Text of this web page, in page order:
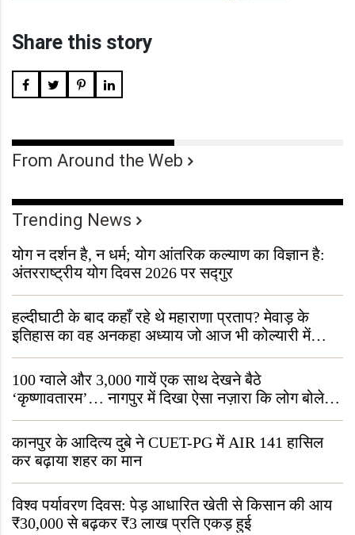
Share this story
From Around the Web
Trending News
योग न दर्शन है, न धर्म; योग आंतरिक कल्याण का विज्ञान है:
अंतरराष्ट्रीय योग दिवस 2026 पर सद्गुर
हल्दीघाटी के बाद कहाँ रहे थे महाराणा प्रताप? मेवाड़ के
इतिहास का वह अनकहा अध्याय जो आज भी कोल्यारी में
जीवित है
100 ग्वाले और 3,000 गायें एक साथ देखने बैठे
‘कृष्णावतारम’… नागपुर में दिखा ऐसा नज़ारा कि लोग बोले,
“ऐसा तो सिर्फ़ कृष्ण ही कर सकते हैं”
कानपुर के आदित्य दुबे ने CUET-PG में AIR 141 हासिल
कर बढ़ाया शहर का मान
विश्व पर्यावरण दिवस: पेड़ आधारित खेती से किसान की आय
₹30,000 से बढ़कर ₹3 लाख प्रति एकड़ हुई